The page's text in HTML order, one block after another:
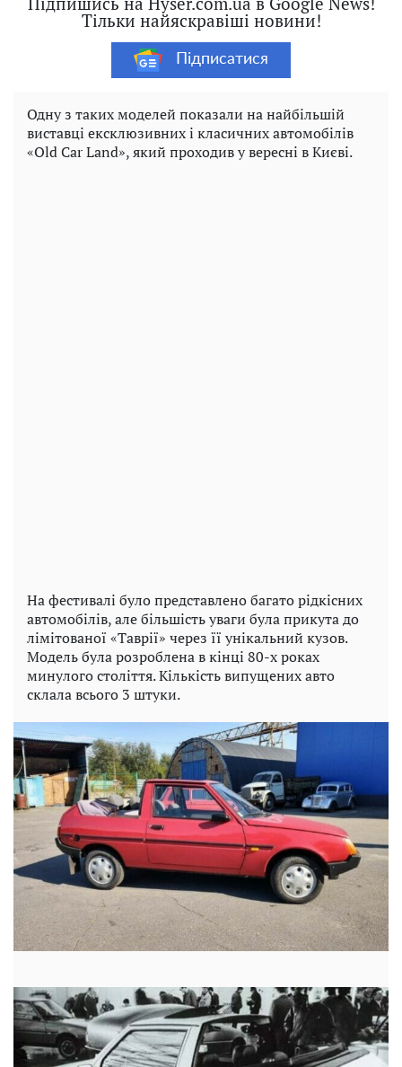
Тільки найяскравіші новини!
Підписатися
Одну з таких моделей показали на найбільшій
виставці ексклюзивних і класичних автомобілів
«Old Car Land», який проходив у вересні в Києві.
На фестивалі було представлено багато рідкісних
автомобілів, але більшість уваги була прикута до
лімітованої «Таврії» через її унікальний кузов.
Модель була розроблена в кінці 80-х роках
минулого століття. Кількість випущених авто
склала всього 3 штуки.